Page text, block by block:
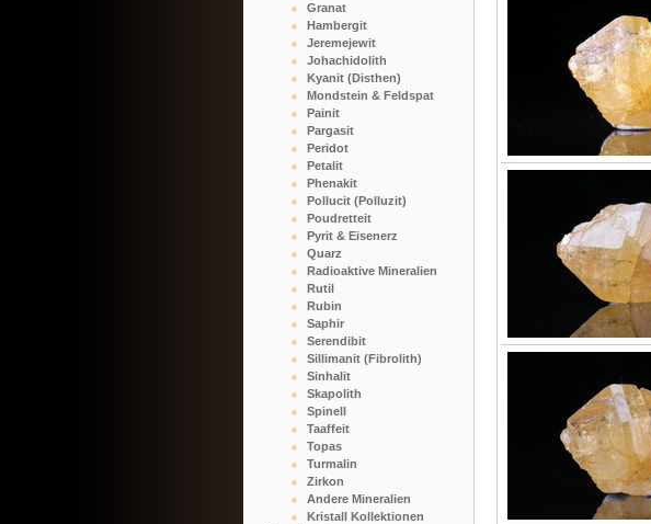
Granat
Hambergit
Jeremejewit
Johachidolith
Kyanit (Disthen)
Mondstein & Feldspat
Painit
Pargasit
Peridot
Petalit
Phenakit
Pollucit (Polluzit)
Poudretteit
Pyrit & Eisenerz
Quarz
Radioaktive Mineralien
Rutil
Rubin
Saphir
Serendibit
Sillimanit (Fibrolith)
Sinhalit
Skapolith
Spinell
Taaffeit
Topas
Turmalin
Zirkon
Andere Mineralien
Kristall Kollektionen